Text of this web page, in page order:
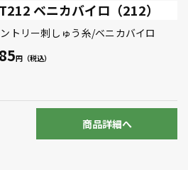
ベニカバイロ（212）
トリー刺しゅう糸/ベニカバイロ
商品詳細へ